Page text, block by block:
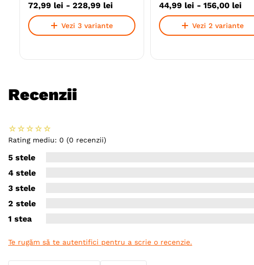
72,99 lei - 228,99 lei
Vezi 3 variante
44,99 lei - 156,00 lei
Vezi 2 variante
Recenzii
☆ ☆ ☆ ☆ ☆
Rating mediu: 0 (0 recenzii)
5 stele
4 stele
3 stele
2 stele
1 stea
Te rugăm să te autentifici pentru a scrie o recenzie.